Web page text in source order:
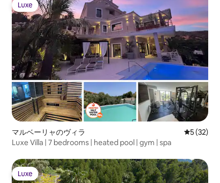
Luxe
Luxe
マルベーリャのヴィラ レビュー
5 (32)
Luxe Villa | 7 bedrooms | heated pool | gym | spa
Luxe
Luxe